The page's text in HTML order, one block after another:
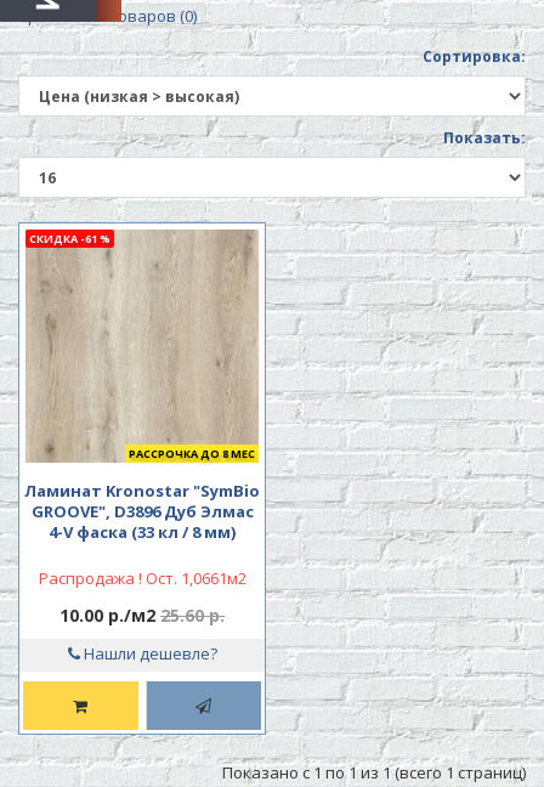
Сравнение товаров (0)
Сортировка:
Показать:
СКИДКА -61 %
РАССРОЧКА ДО 8 МЕС
Ламинат Kronostar "SymBio
GROOVE", D3896 Дуб Элмас
4-V фаска (33 кл / 8 мм)
Распродажа ! Ост. 1,0661м2
10.00 р./м2 25.60 р.
Нашли дешевле?
Показано с 1 по 1 из 1 (всего 1 страниц)